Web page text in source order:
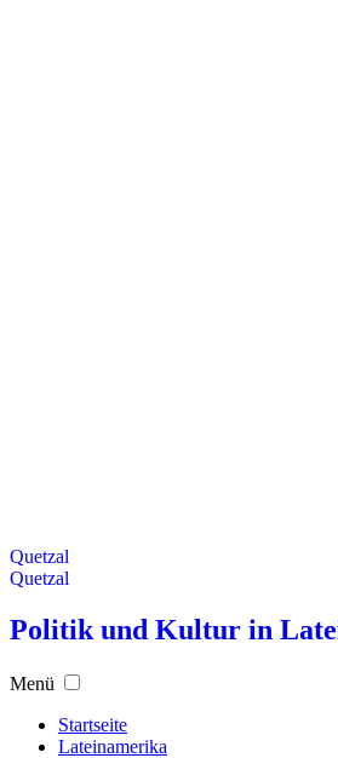
Quetzal
Quetzal
Politik und Kultur in
Menü
Startseite
Lateinamerika